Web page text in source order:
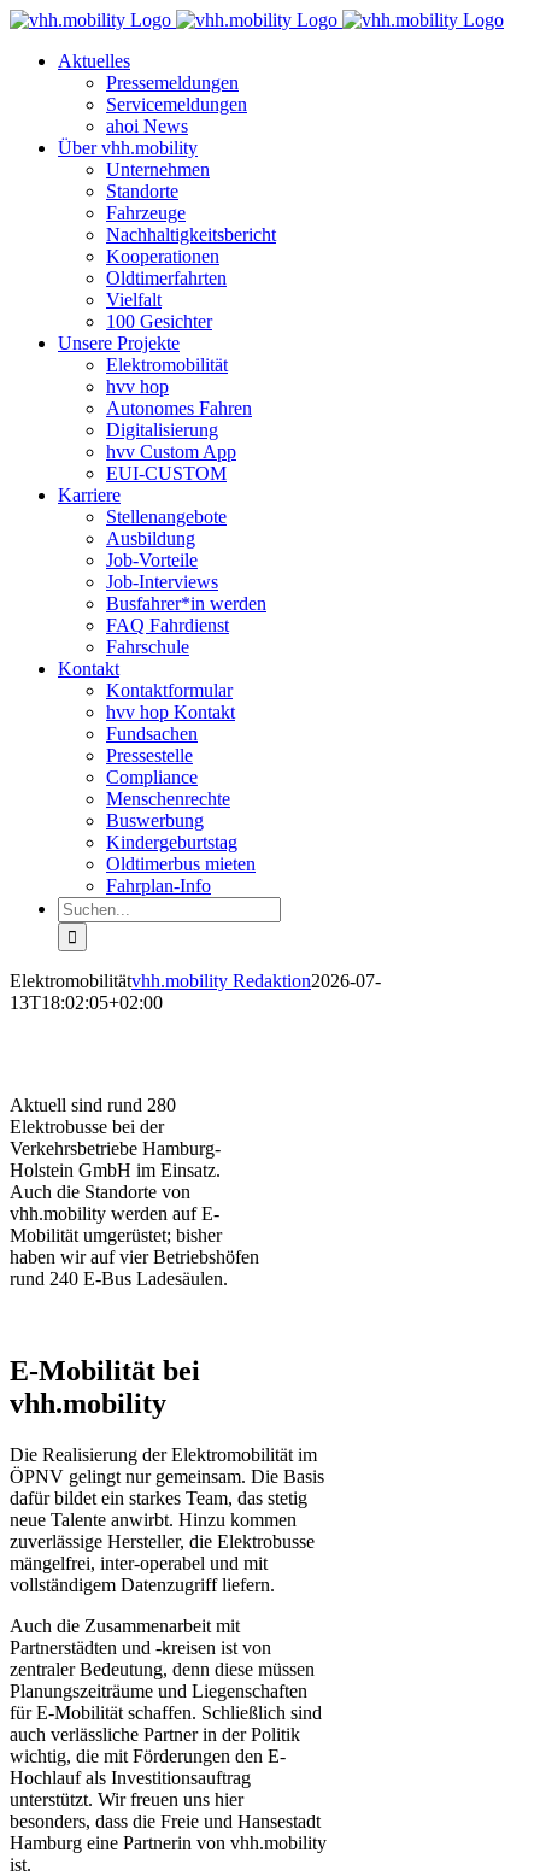
Zum
springenAktuelles
Pressemeldungen
Servicemeldungen
ahoi News
Über vhh.mobility
Unternehmen
Standorte
Fahrzeuge
Nachhaltigkeitsbericht
Kooperationen
Oldtimerfahrten
Vielfalt
100 Gesichter
Unsere Projekte
Elektromobilität
hvv hop
Autonomes Fahren
Digitalisierung
hvv Custom App
EUI-CUSTOM
Karriere
Stellenangebote
Ausbildung
Job-Vorteile
Job-Interviews
Busfahrer*in werden
FAQ Fahrdienst
Fahrschule
Kontakt
Kontaktformular
hvv hop Kontakt
Fundsachen
Pressestelle
Compliance
Menschenrechte
Buswerbung
Kindergeburtstag
Oldtimerbus mieten
Fahrplan-Info
Suche
nach:
Elektromobilitätvhh.mobility Redaktion2026-07-
13T18:02:05+02:00
Aktuell sind rund 280
Elektrobusse bei der
Verkehrsbetriebe Hamburg-
Holstein GmbH im Einsatz.
Auch die Standorte von
vhh.mobility werden auf E-
Mobilität umgerüstet; bisher
haben wir auf vier Betriebshöfen
rund 240 E-Bus Ladesäulen.
E-Mobilität bei
vhh.mobility
Die Realisierung der Elektromobilität im
ÖPNV gelingt nur gemeinsam. Die Basis
dafür bildet ein starkes Team, das stetig
neue Talente anwirbt. Hinzu kommen
zuverlässige Hersteller, die Elektrobusse
mängelfrei, inter-operabel und mit
vollständigem Datenzugriff liefern.
Auch die Zusammenarbeit mit
Partnerstädten und -kreisen ist von
zentraler Bedeutung, denn diese müssen
Planungszeiträume und Liegenschaften
für E-Mobilität schaffen. Schließlich sind
auch verlässliche Partner in der Politik
wichtig, die mit Förderungen den E-
Hochlauf als Investitionsauftrag
unterstützt. Wir freuen uns hier
besonders, dass die Freie und Hansestadt
Hamburg eine Partnerin von vhh.mobility
ist.